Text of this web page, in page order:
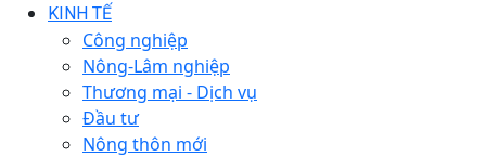
KINH TẾ
Công nghiệp
Nông-Lâm nghiệp
Thương mại - Dịch vụ
Đầu tư
Nông thôn mới